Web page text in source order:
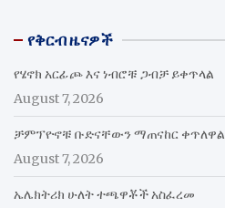
የቅርብ ዜናዎች
የሄኖክ አርፊጮ እና ነብሮቹ ጋብቻ ይቀጥላል
August 7, 2026
ቻምፕዮኖቹ ቡድናቸውን ማጠናከር ቀጥለዋል
August 7, 2026
ኤሌክትሪክ ሁለት ተጫዋቾች አስፈረመ